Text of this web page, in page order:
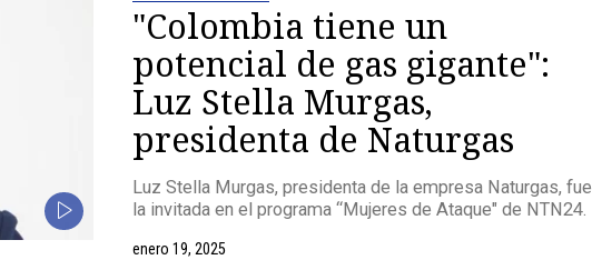
"Colombia tiene un
potencial de gas gigante":
Luz Stella Murgas,
presidenta de Naturgas
Luz Stella Murgas, presidenta de la empresa Naturgas, fue
la invitada en el programa “Mujeres de Ataque" de NTN24.
enero 19, 2025